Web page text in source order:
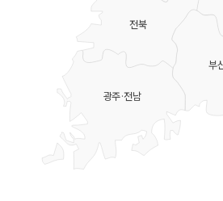
부
전북
광주·전남